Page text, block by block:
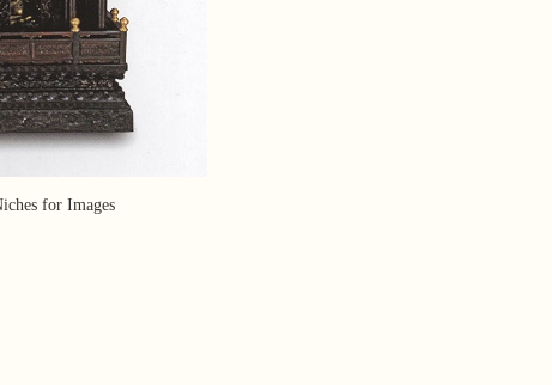
for Images